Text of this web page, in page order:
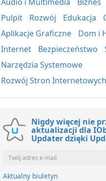
Pulpit
Rozwój Edukacja
Aplikacje Graficzne
Dom i
Internet
Bezpieczeństwo
Narzędzia Systemowe
Rozwój Stron Internetowych
Nigdy więcej nie
aktualizacji dla
Updater dzięki
Aktualny biuletyn